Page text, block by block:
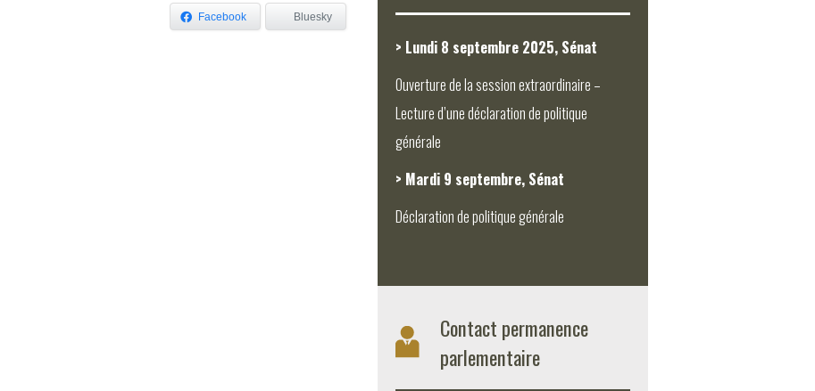
Facebook Bluesky
> Lundi 8 septembre 2025, Sénat
Ouverture de la session extraordinaire –
Lecture d’une déclaration de politique
générale
> Mardi 9 septembre, Sénat
Déclaration de politique générale
Contact permanence
parlementaire